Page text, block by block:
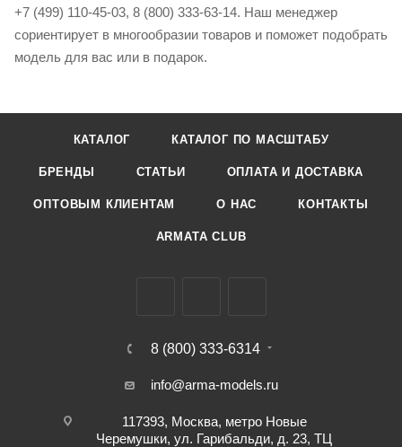
+7 (499) 110-45-03, 8 (800) 333-63-14. Наш менеджер
сориентирует в многообразии товаров и поможет подобрать
модель для вас или в подарок.
КАТАЛОГ КАТАЛОГ ПО МАСШТАБУ
БРЕНДЫ СТАТЬИ ОПЛАТА И ДОСТАВКА
ОПТОВЫМ КЛИЕНТАМ О НАС КОНТАКТЫ
ARMATA CLUB
8 (800) 333-6314
info@arma-models.ru
117393, Москва, метро Новые
Черемушки, ул. Гарибальди, д. 23, ТЦ